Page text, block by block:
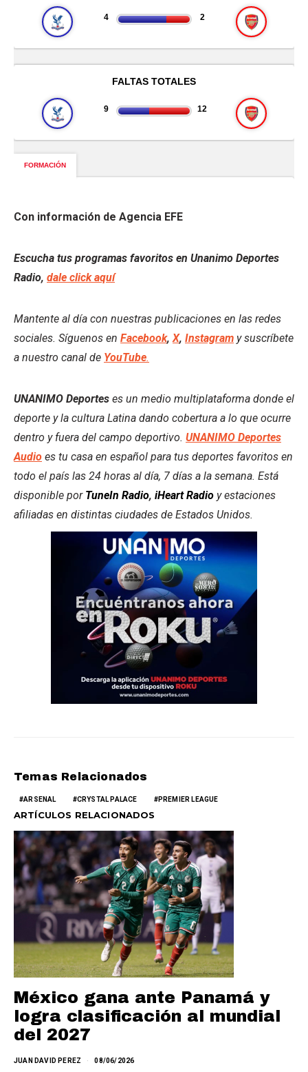
Con información de Agencia EFE
Escucha tus programas favoritos en Unanimo Deportes
Radio, dale click aquí
Mantente al día con nuestras publicaciones en las redes
sociales. Síguenos en Facebook, X, Instagram y suscríbete
a nuestro canal de YouTube.
UNANIMO Deportes es un medio multiplataforma donde el
deporte y la cultura Latina dando cobertura a lo que ocurre
dentro y fuera del campo deportivo. UNANIMO Deportes
Audio es tu casa en español para tus deportes favoritos en
todo el país las 24 horas al día, 7 días a la semana. Está
disponible por TuneIn Radio, iHeart Radio y estaciones
afiliadas en distintas ciudades de Estados Unidos.
Temas Relacionados
ARSENAL CRYSTAL PALACE PREMIER LEAGUE
ARTÍCULOS RELACIONADOS
México gana ante Panamá y
logra clasificación al mundial
del 2027
JUAN DAVID PEREZ 08/06/2026